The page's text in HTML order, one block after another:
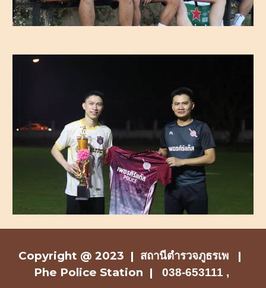
Copyright @ 2023 | สถานีตำรวจภูธรเพ |
Phe Police Station | 038-653111 ,